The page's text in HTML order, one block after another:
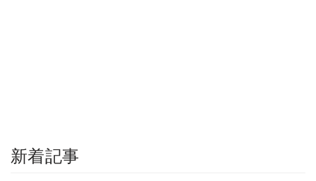
新着記事